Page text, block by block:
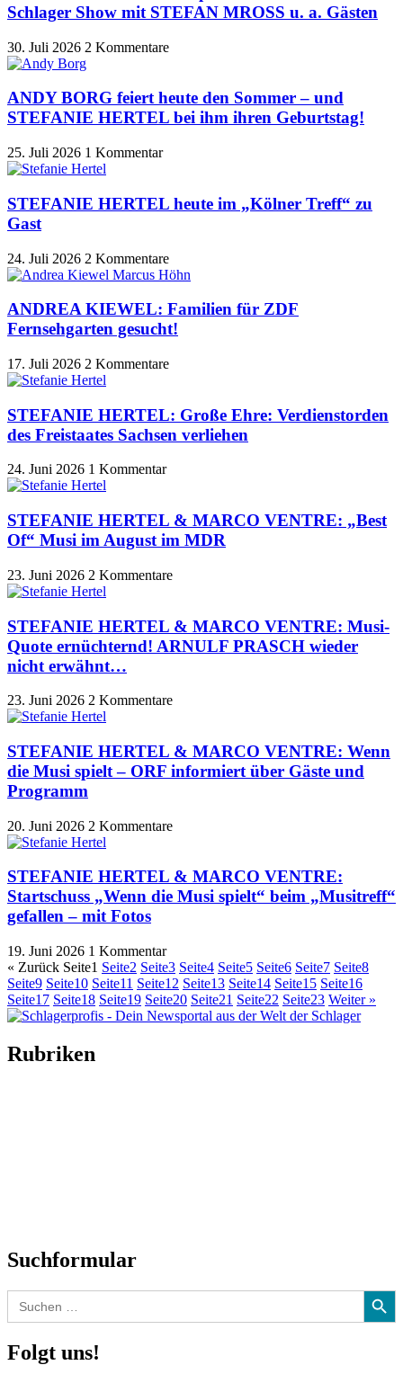
Schlager Show mit STEFAN MROSS u. a. Gästen
30. Juli 2026 2 Kommentare
ANDY BORG feiert heute den Sommer – und
STEFANIE HERTEL bei ihm ihren Geburtstag!
25. Juli 2026 1 Kommentar
STEFANIE HERTEL heute im „Kölner Treff“ zu
Gast
24. Juli 2026 2 Kommentare
ANDREA KIEWEL: Familien für ZDF
Fernsehgarten gesucht!
17. Juli 2026 2 Kommentare
STEFANIE HERTEL: Große Ehre: Verdienstorden
des Freistaates Sachsen verliehen
24. Juni 2026 1 Kommentar
STEFANIE HERTEL & MARCO VENTRE: „Best
Of“ Musi im August im MDR
23. Juni 2026 2 Kommentare
STEFANIE HERTEL & MARCO VENTRE: Musi-
Quote ernüchternd! ARNULF PRASCH wieder
nicht erwähnt…
23. Juni 2026 2 Kommentare
STEFANIE HERTEL & MARCO VENTRE: Wenn
die Musi spielt – ORF informiert über Gäste und
Programm
20. Juni 2026 2 Kommentare
STEFANIE HERTEL & MARCO VENTRE:
Startschuss „Wenn die Musi spielt“ beim „Musitreff“
gefallen – mit Fotos
19. Juni 2026 1 Kommentar
« Zurück Seite1 Seite2 Seite3 Seite4 Seite5 Seite6 Seite7 Seite8
Seite9 Seite10 Seite11 Seite12 Seite13 Seite14 Seite15 Seite16
Seite17 Seite18 Seite19 Seite20 Seite21 Seite22 Seite23 Weiter »
Rubriken
Suchformular
Search
for:
Search Button
Folgt uns!